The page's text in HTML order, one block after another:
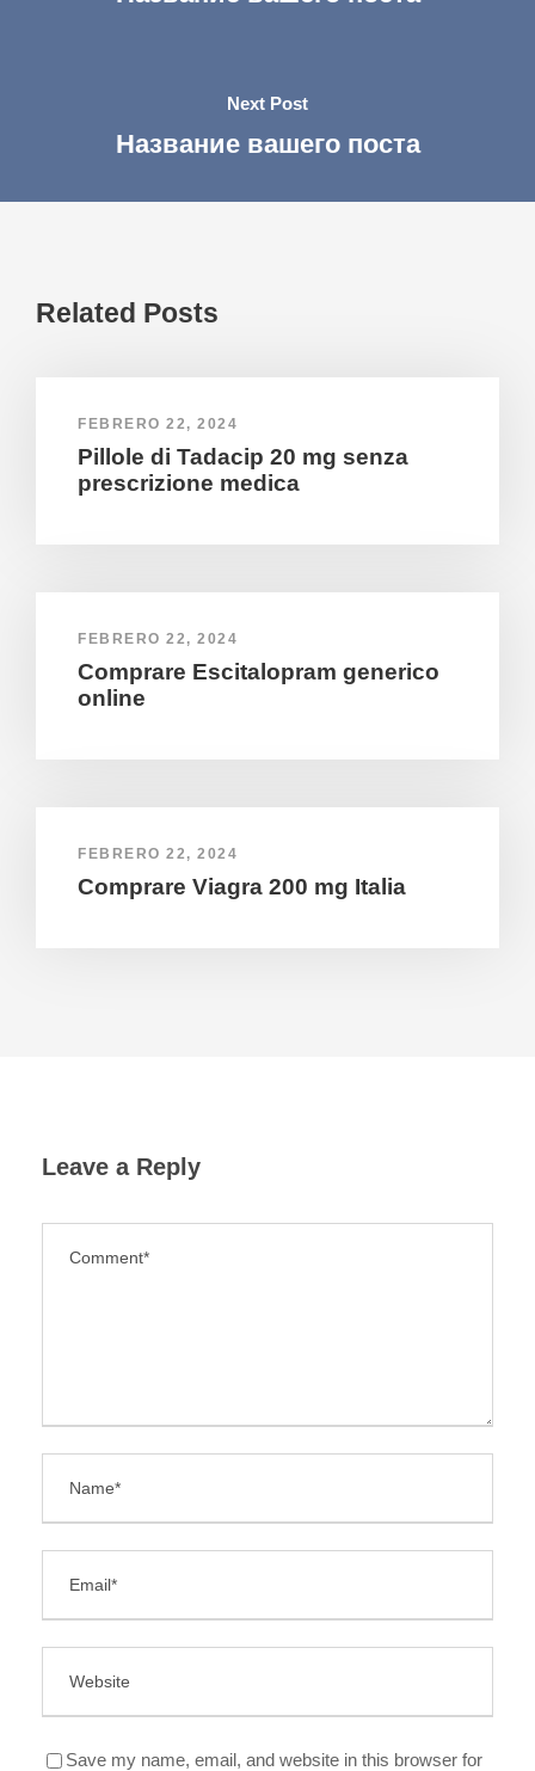
Next Post
Название вашего поста
Related Posts
FEBRERO 22, 2024
Pillole di Tadacip 20 mg senza
prescrizione medica
FEBRERO 22, 2024
Comprare Escitalopram generico
online
FEBRERO 22, 2024
Comprare Viagra 200 mg Italia
Leave a Reply
Save my name, email, and website in this browser for